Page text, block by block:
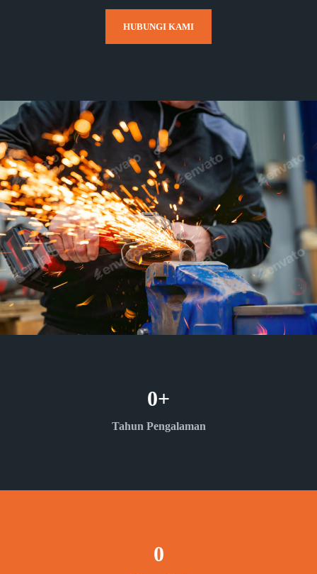
HUBUNGI KAMI
Tahun Pengalaman
0+
0